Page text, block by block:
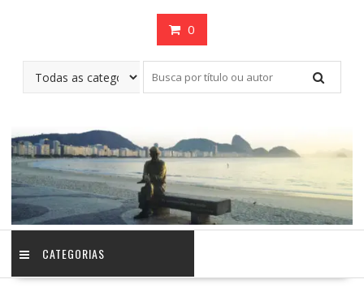
0
CATEGORIAS